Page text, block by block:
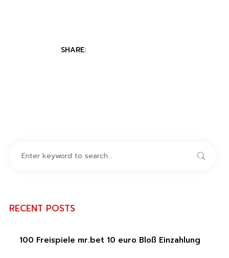
SHARE:
RECENT POSTS
100 Freispiele mr.bet 10 euro Bloß Einzahlung